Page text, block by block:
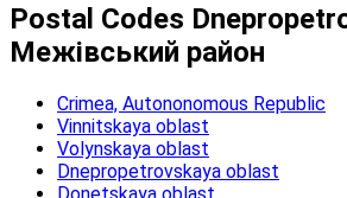
Postal Codes
Межівський район
Crimea, Autononomous Republic
Vinnitskaya oblast
Volynskaya oblast
Dnepropetrovskaya oblast
Donetskaya oblast